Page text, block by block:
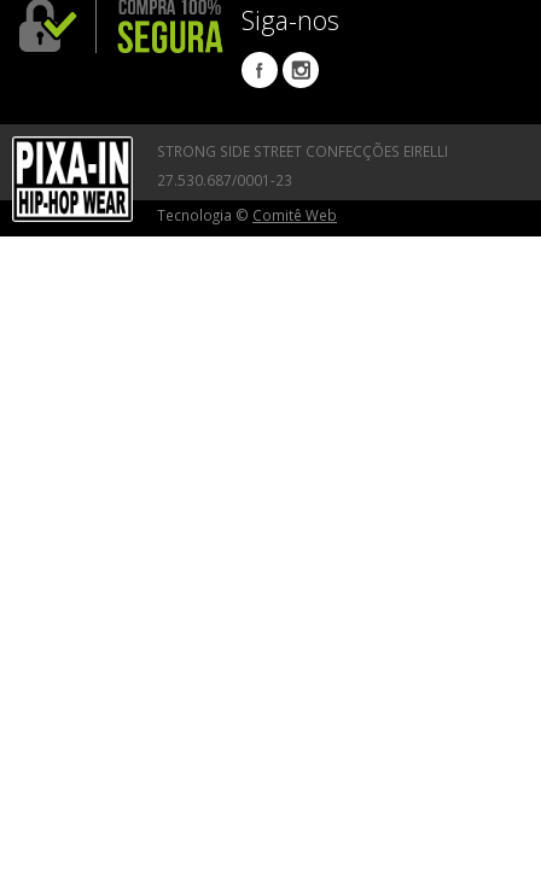
Siga-nos
STRONG SIDE STREET CONFECÇÕES EIRELLI
27.530.687/0001-23
Tecnologia © Comitê Web